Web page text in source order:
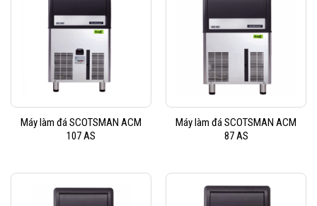
Máy làm đá SCOTSMAN ACM
107 AS
Máy làm đá SCOTSMAN ACM
87 AS